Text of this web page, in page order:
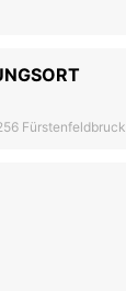
Fürstenfeldbruck